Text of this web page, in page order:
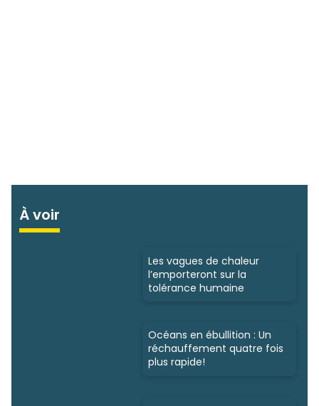
À voir
Les vagues de chaleur
l’emporteront sur la
tolérance humaine
Océans en ébullition : Un
réchauffement quatre fois
plus rapide!